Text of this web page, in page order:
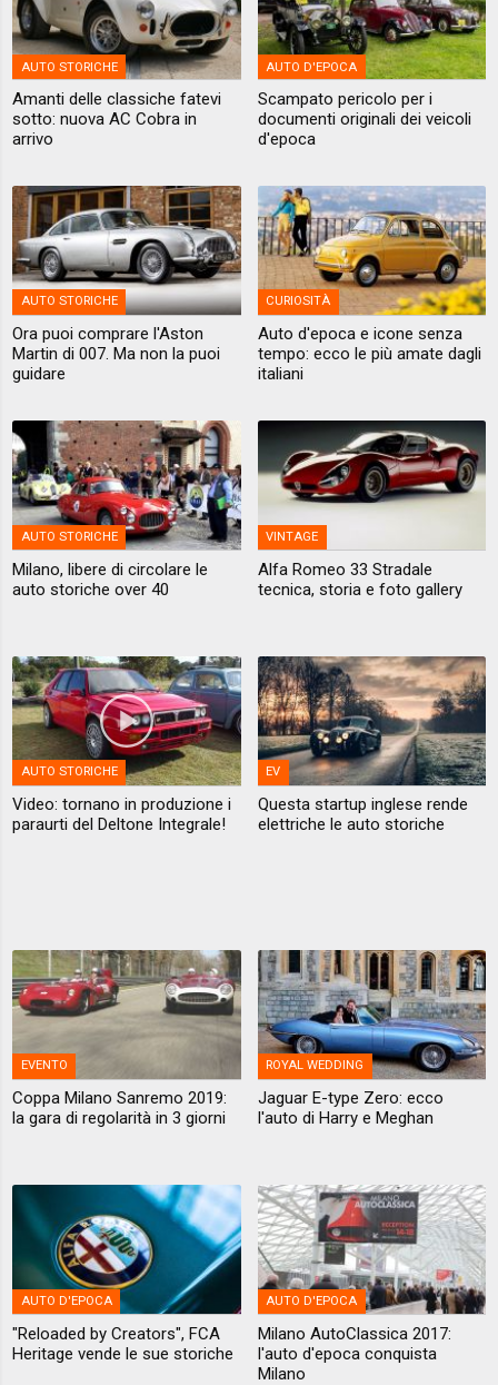
AUTO STORICHE
Amanti delle classiche fatevi
sotto: nuova AC Cobra in
arrivo
AUTO D'EPOCA
Scampato pericolo per i
documenti originali dei veicoli
d'epoca
AUTO STORICHE
Ora puoi comprare l'Aston
Martin di 007. Ma non la puoi
guidare
CURIOSITÀ
Auto d'epoca e icone senza
tempo: ecco le più amate dagli
italiani
AUTO STORICHE
Milano, libere di circolare le
auto storiche over 40
VINTAGE
Alfa Romeo 33 Stradale
tecnica, storia e foto gallery
AUTO STORICHE
Video: tornano in produzione i
paraurti del Deltone Integrale!
EV
Questa startup inglese rende
elettriche le auto storiche
EVENTO
Coppa Milano Sanremo 2019:
la gara di regolarità in 3 giorni
ROYAL WEDDING
Jaguar E-type Zero: ecco
l'auto di Harry e Meghan
AUTO D'EPOCA
"Reloaded by Creators", FCA
Heritage vende le sue storiche
AUTO D'EPOCA
Milano AutoClassica 2017:
l'auto d'epoca conquista
Milano